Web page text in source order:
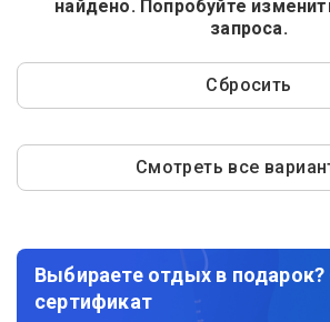
найдено. Попробуйте
запроса.
Сбросить
Смотреть все
Выбираете отдых в
сертификат